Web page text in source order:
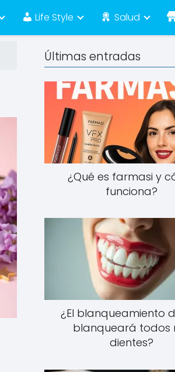
Life Style Salud
Últimas entradas
¿Qué es farmasi y
funciona?
¿El blanqueamiento
blanqueará todos
dientes?